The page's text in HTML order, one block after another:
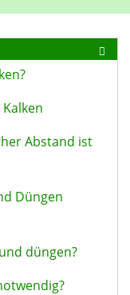
Abstand ist
Düngen
düngen?